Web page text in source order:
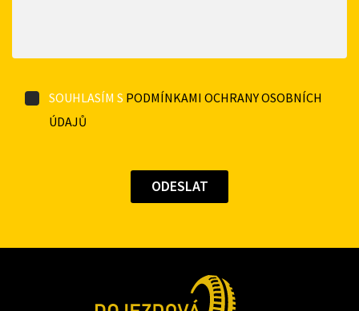
SOUHLASÍM S PODMÍNKAMI OCHRANY OSOBNÍCH
ÚDAJŮ